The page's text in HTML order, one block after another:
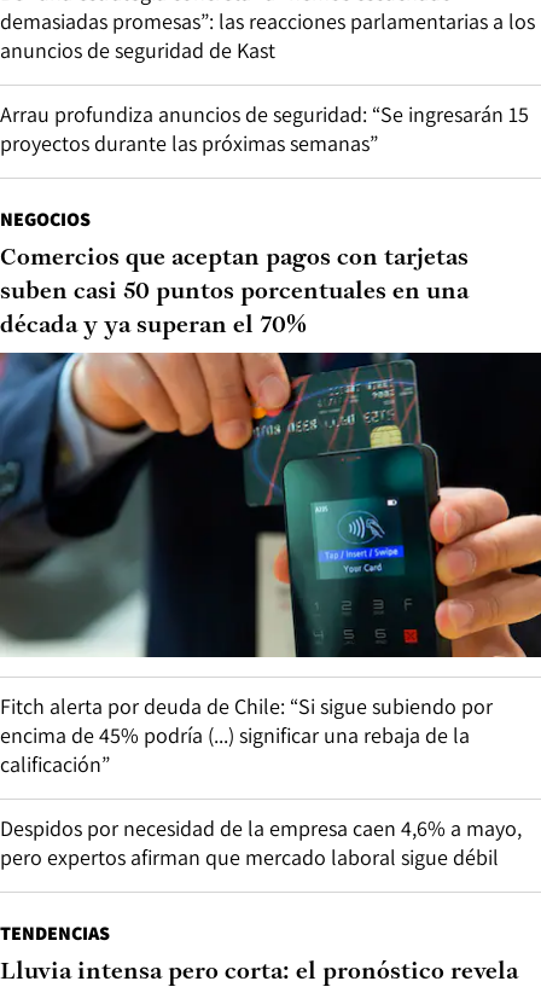
demasiadas promesas”: las reacciones parlamentarias a los
anuncios de seguridad de Kast
Arrau profundiza anuncios de seguridad: “Se ingresarán 15
proyectos durante las próximas semanas”
NEGOCIOS
Comercios que aceptan pagos con tarjetas
suben casi 50 puntos porcentuales en una
década y ya superan el 70%
Fitch alerta por deuda de Chile: “Si sigue subiendo por
encima de 45% podría (...) significar una rebaja de la
calificación”
Despidos por necesidad de la empresa caen 4,6% a mayo,
pero expertos afirman que mercado laboral sigue débil
TENDENCIAS
Lluvia intensa pero corta: el pronóstico revela